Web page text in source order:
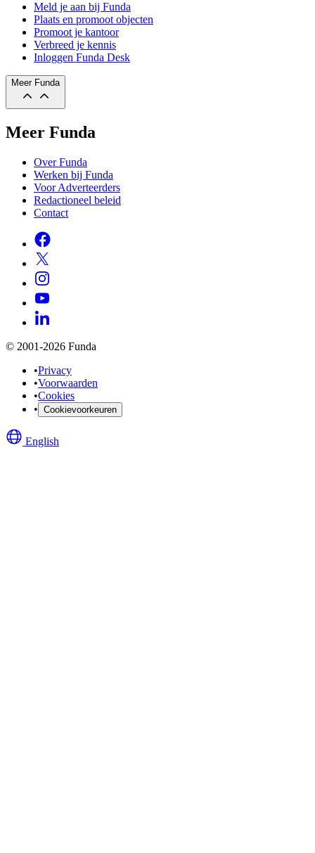
Meld je aan bij Funda
Plaats en promoot objecten
Promoot je kantoor
Verbreed je kennis
Inloggen Funda Desk
Meer Funda
Meer Funda
Over Funda
Werken bij Funda
Voor Adverteerders
Redactioneel beleid
Contact
© 2001-2026 Funda
•Privacy
•Voorwaarden
•Cookies
• Cookievoorkeuren
English